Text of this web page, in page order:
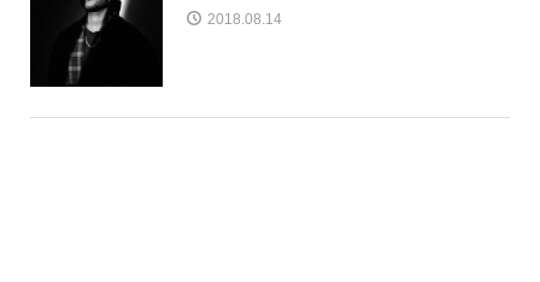
2018.08.14